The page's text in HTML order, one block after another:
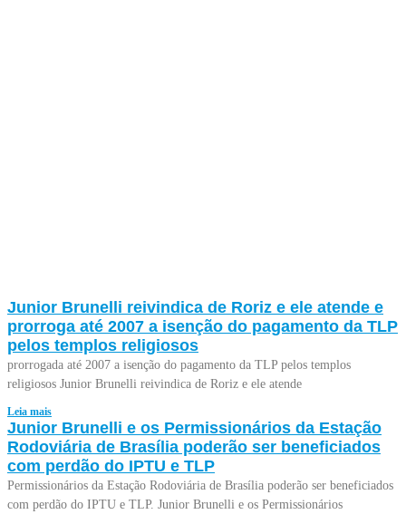
Junior Brunelli reivindica de Roriz e ele atende e
prorroga até 2007 a isenção do pagamento da TLP
pelos templos religiosos
prorrogada até 2007 a isenção do pagamento da TLP pelos templos
religiosos Junior Brunelli reivindica de Roriz e ele atende
Leia mais
Junior Brunelli e os Permissionários da Estação
Rodoviária de Brasília poderão ser beneficiados
com perdão do IPTU e TLP
Permissionários da Estação Rodoviária de Brasília poderão ser beneficiados
com perdão do IPTU e TLP. Junior Brunelli e os Permissionários